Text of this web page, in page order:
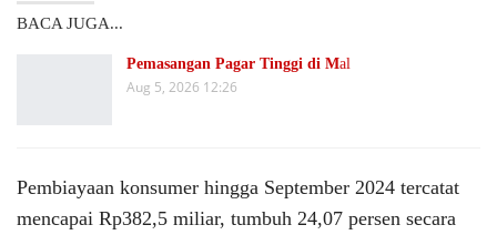
BACA JUGA...
Pemasangan Pagar Tinggi di Mal
Aug 5, 2026 12:26
Pembiayaan konsumer hingga September 2024 tercatat
mencapai Rp382,5 miliar, tumbuh 24,07 persen secara